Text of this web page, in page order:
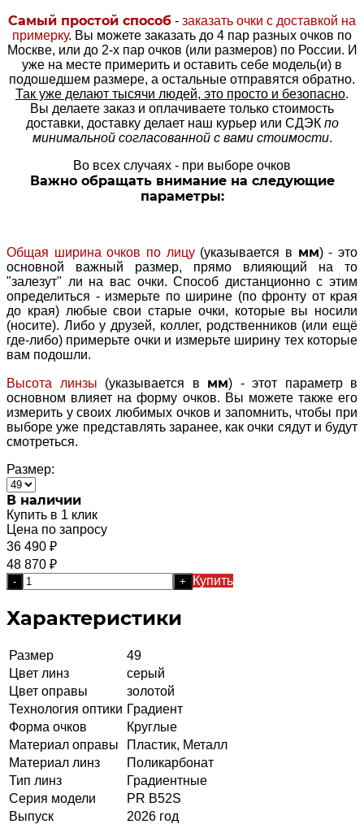
Самый простой способ - заказать очки с доставкой на
примерку. Вы можете заказать до 4 пар разных очков по
Москве, или до 2-х пар очков (или размеров) по России. И
уже на месте примерить и оставить себе модель(и) в
подошедшем размере, а остальные отправятся обратно.
Так уже делают тысячи людей, это просто и безопасно.
Вы делаете заказ и оплачиваете только стоимость
доставки, доставку делает наш курьер или СДЭК по
минимальной согласованной с вами стоимости.
Во всех случаях - при выборе очков
Важно обращать внимание на следующие
параметры:
Общая ширина очков по лицу(указывается в мм) - это
основной важный размер, прямо влияющий на то
"залезут" ли на вас очки. Способ дистанционно с этим
определиться - измерьте по ширине (по фронту от края
до края) любые свои старые очки, которые вы носили
(носите). Либо у друзей, коллег, родственников (или ещё
где-либо) примерьте очки и измерьте ширину тех которые
вам подошли.
Высота линзы (указывается в мм) - этот параметр в
основном влияет на форму очков. Вы можете также его
измерить у своих любимых очков и запомнить, чтобы при
выборе уже представлять заранее, как очки сядут и будут
смотреться.
Размер:
В наличии
Купить в 1 клик
Цена по запросу
36 490 ₽
48 870 ₽
- + Купить
Характеристики
Размер
49
Цвет линз
серый
Цвет оправы
золотой
Технология оптики Градиент
Форма очков
Круглые
Материал оправы
Пластик, Металл
Материал линз
Поликарбонат
Тип линз
Градиентные
Серия модели
PR B52S
Выпуск
2026 год